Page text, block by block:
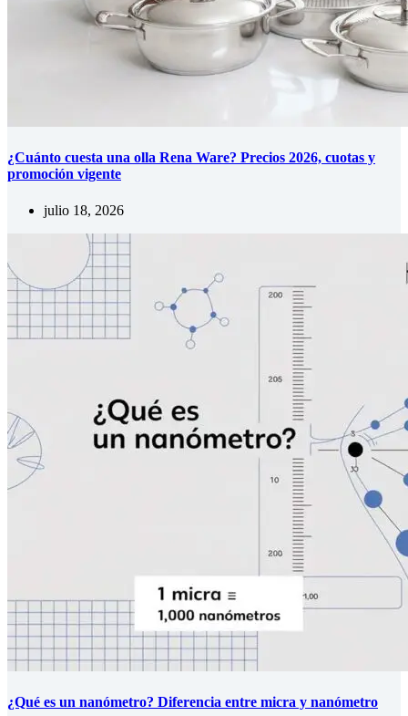
¿Cuánto cuesta una olla Rena Ware? Precios 2026, cuotas y
promoción vigente
julio 18, 2026
¿Qué es un nanómetro? Diferencia entre micra y nanómetro